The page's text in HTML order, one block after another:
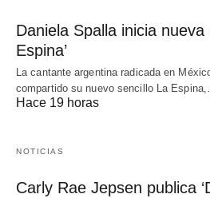
Daniela Spalla inicia nueva
Espina’
La cantante argentina radicada en
compartido su nuevo sencillo La
Hace 19 horas
NOTICIAS
Carly Rae Jepsen publica